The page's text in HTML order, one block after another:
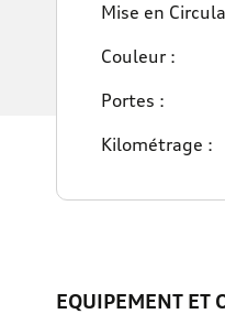
Mise en
Couleur :
Portes :
Kilométrage :
EQUIPEMENT ET